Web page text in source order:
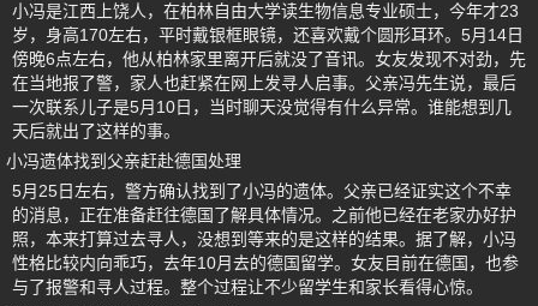
小冯是江西上饶人，在柏林自由大学读生物信息专业硕士，今年才23
岁，身高170左右，平时戴银框眼镜，还喜欢戴个圆形耳环。5月14日
傍晚6点左右，他从柏林家里离开后就没了音讯。女友发现不对劲，先
在当地报了警，家人也赶紧在网上发寻人启事。父亲冯先生说，最后
一次联系儿子是5月10日，当时聊天没觉得有什么异常。谁能想到几
天后就出了这样的事。
小冯遗体找到父亲赶赴德国处理
5月25日左右，警方确认找到了小冯的遗体。父亲已经证实这个不幸
的消息，正在准备赶往德国了解具体情况。之前他已经在老家办好护
照，本来打算过去寻人，没想到等来的是这样的结果。据了解，小冯
性格比较内向乖巧，去年10月去的德国留学。女友目前在德国，也参
与了报警和寻人过程。整个过程让不少留学生和家长看得心惊。